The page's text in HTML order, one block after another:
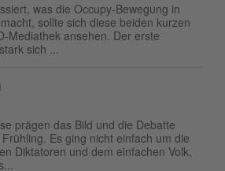
was die Occupy-Bewegung in
sollte sich diese beiden kurzen
Mediathek ansehen. Der erste
sich ...
prägen das Bild und die Debatte
Es ging nicht einfach um die
Diktatoren und dem einfachen Volk,